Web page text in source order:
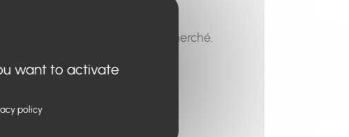
pour trouver le contenu recherché.
want to activate
policy